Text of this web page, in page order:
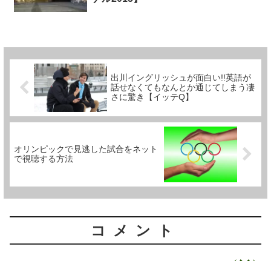
出川イングリッシュが面白い!!英語が
話せなくてもなんとか通じてしまう凄
さに驚き【イッテQ】
オリンピックで見逃した試合をネット
で視聴する方法
コメント